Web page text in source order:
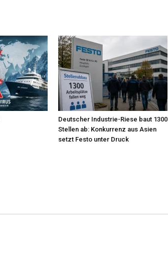
Deutscher Industrie-Riese baut 1300
Stellen ab: Konkurrenz aus Asien
setzt Festo unter Druck